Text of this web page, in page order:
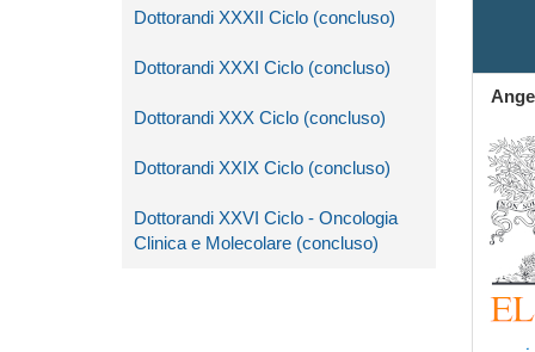
Dottorandi XXXII Ciclo (concluso)
Dottorandi XXXI Ciclo (concluso)
Dottorandi XXX Ciclo (concluso)
Dottorandi XXIX Ciclo (concluso)
Dottorandi XXVI Ciclo - Oncologia
Clinica e Molecolare (concluso)